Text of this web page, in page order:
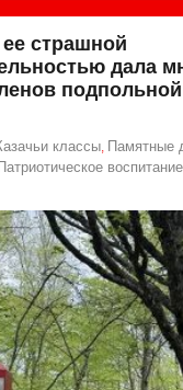
страшной
дала
классы, Памятные
Патриотическое воспитание